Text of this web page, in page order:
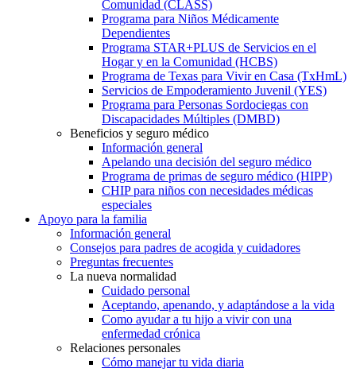
Comunidad (CLASS)
Programa para Niños Médicamente
Dependientes
Programa STAR+PLUS de Servicios en el
Hogar y en la Comunidad (HCBS)
Programa de Texas para Vivir en Casa (TxHmL)
Servicios de Empoderamiento Juvenil (YES)
Programa para Personas Sordociegas con
Discapacidades Múltiples (DMBD)
Beneficios y seguro médico
Información general
Apelando una decisión del seguro médico
Programa de primas de seguro médico (HIPP)
CHIP para niños con necesidades médicas
especiales
Apoyo para la familia
Información general
Consejos para padres de acogida y cuidadores
Preguntas frecuentes
La nueva normalidad
Cuidado personal
Aceptando, apenando, y adaptándose a la vida
Como ayudar a tu hijo a vivir con una
enfermedad crónica
Relaciones personales
Cómo manejar tu vida diaria